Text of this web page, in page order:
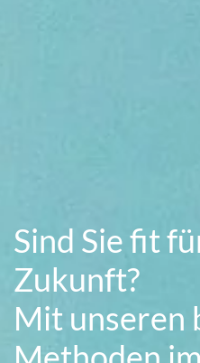
Sind Sie fit
Zukunft?
Mit unseren